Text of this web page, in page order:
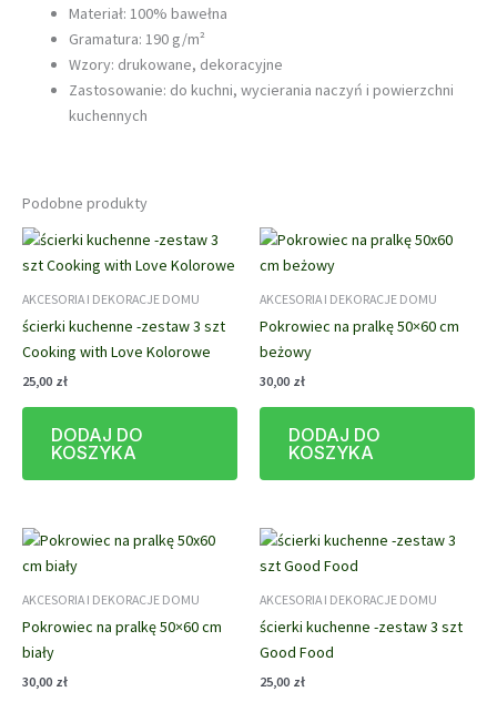
Materiał: 100% bawełna
Gramatura: 190 g/m²
Wzory: drukowane, dekoracyjne
Zastosowanie: do kuchni, wycierania naczyń i powierzchni
kuchennych
Podobne produkty
AKCESORIA I DEKORACJE DOMU
ścierki kuchenne -zestaw 3 szt
Cooking with Love Kolorowe
25,00 zł
DODAJ DO
KOSZYKA
AKCESORIA I DEKORACJE DOMU
Pokrowiec na pralkę 50×60 cm
beżowy
30,00 zł
DODAJ DO
KOSZYKA
AKCESORIA I DEKORACJE DOMU
Pokrowiec na pralkę 50×60 cm
biały
30,00 zł
AKCESORIA I DEKORACJE DOMU
ścierki kuchenne -zestaw 3 szt
Good Food
25,00 zł